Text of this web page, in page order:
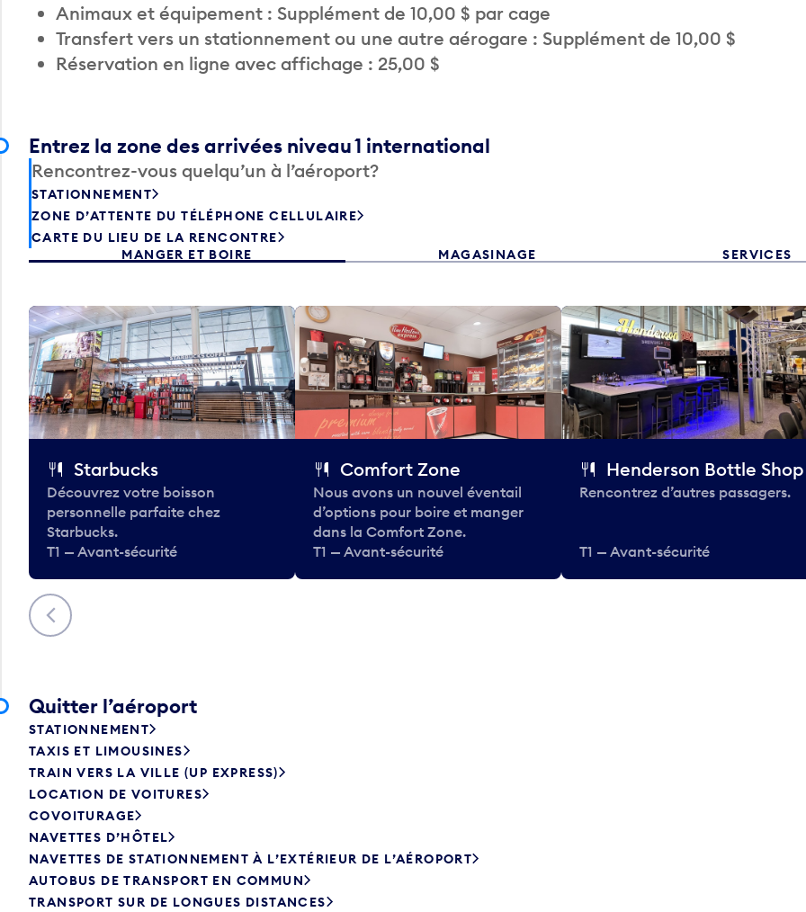
Animaux et équipement : Supplément de 10,00 $ par cage
Transfert vers un stationnement ou une autre aérogare : Supplément de 10,00 $
Réservation en ligne avec affichage : 25,00 $
Entrez la zone des arrivées niveau 1 international
Rencontrez-vous quelqu’un à l’aéroport?
STATIONNEMENT
ZONE D’ATTENTE DU TÉLÉPHONE CELLULAIRE
CARTE DU LIEU DE LA RENCONTRE
MANGER ET BOIRE
MAGASINAGE SERVICES
Précédent
Starbucks
Découvrez votre boisson
personnelle parfaite chez
Starbucks.
T1 — Avant-sécurité
Comfort Zone
Nous avons un nouvel éventail
d’options pour boire et manger
dans la Comfort Zone.
T1 — Avant-sécurité
Henderson Bottle Shop
Rencontrez d’autres passagers.
T1 — Avant-sécurité
Quitter l’aéroport
STATIONNEMENT
TAXIS ET LIMOUSINES
TRAIN VERS LA VILLE (UP EXPRESS)
LOCATION DE VOITURES
COVOITURAGE
NAVETTES D’HÔTEL
NAVETTES DE STATIONNEMENT À L’EXTÉRIEUR DE L’AÉROPORT
AUTOBUS DE TRANSPORT EN COMMUN
TRANSPORT SUR DE LONGUES DISTANCES